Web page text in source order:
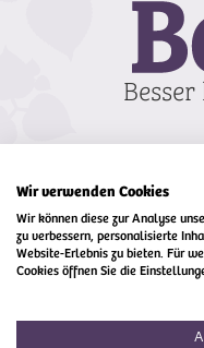
Kontakt
Wir verwenden Cookies
Wir können diese zur Analyse
zu verbessern, personalisierte
Website-Erlebnis zu bieten. Für
Cookies öffnen Sie die